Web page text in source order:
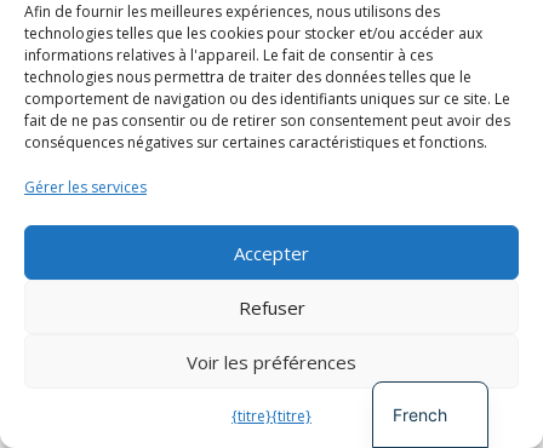
Afin de fournir les meilleures expériences, nous utilisons des
technologies telles que les cookies pour stocker et/ou accéder aux
informations relatives à l'appareil. Le fait de consentir à ces
technologies nous permettra de traiter des données telles que le
comportement de navigation ou des identifiants uniques sur ce site. Le
fait de ne pas consentir ou de retirer son consentement peut avoir des
conséquences négatives sur certaines caractéristiques et fonctions.
Gérer les services
Accepter
Refuser
Voir les préférences
{titre}{titre}
Formation et eLearning
Concevoir des espaces de travail
pour tous
Formation et eLearning
les conseils de réévaluation
Diversité, participation et engagement,
Projet Next Steps,Formation et eLearning
French